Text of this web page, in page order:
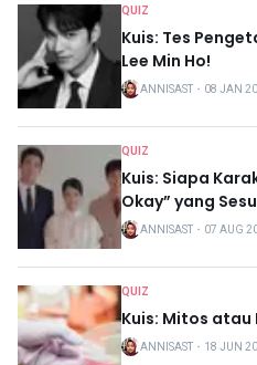
QUIZ
Kuis: Tes
Lee Min Ho!
ANNISAST ・ 08 JAN
QUIZ
Kuis: Siapa
Okay” yang
ANNISAST ・ 07 AUG
QUIZ
Kuis: Mitos
ANNISAST ・ 18 JUN